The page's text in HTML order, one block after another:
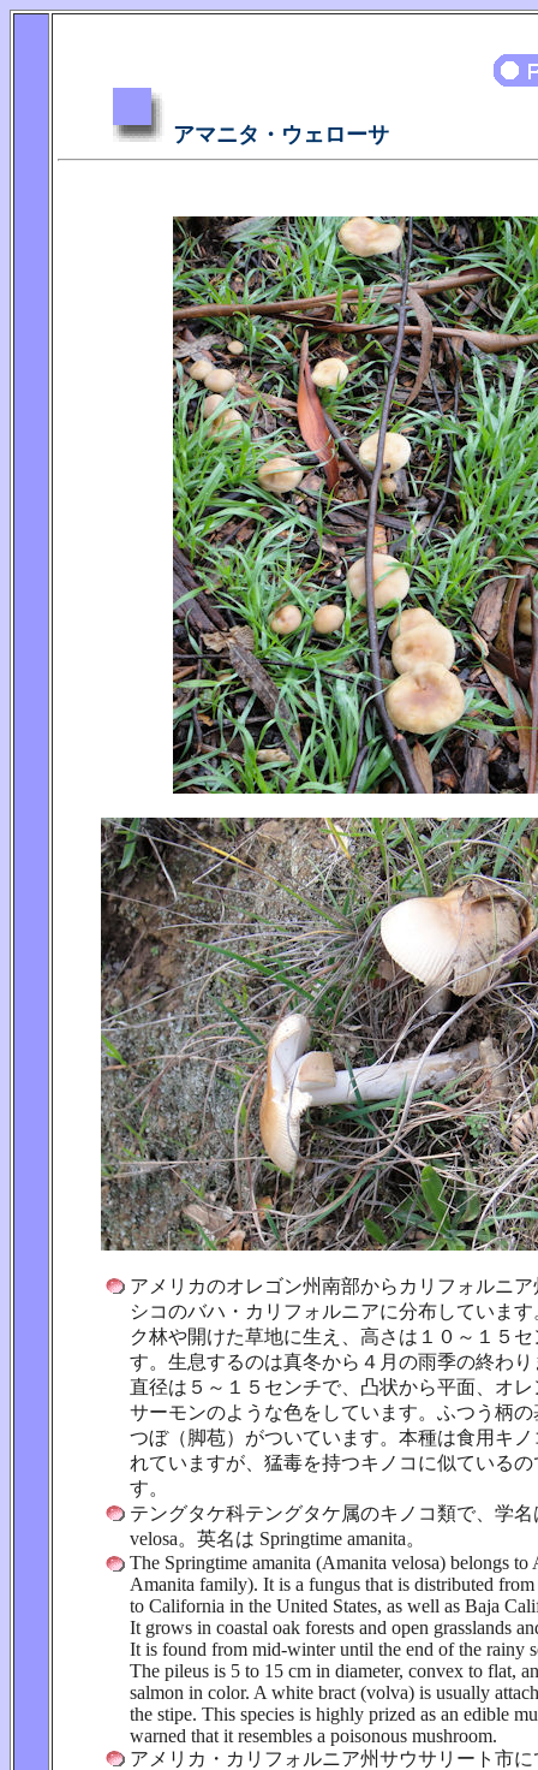
アマニタ・ウェローサ
アメリカのオレゴン州南部からカリフォルニ
シコのバハ・カリフォルニアに分布していま
ク林や開けた草地に生え、高さは１０～１５
す。生息するのは真冬から４月の雨季の終わ
直径は５～１５センチで、凸状から平面、オ
サーモンのような色をしています。ふつう柄
つぼ（脚苞）がついています。本種は食用キ
れていますが、猛毒を持つキノコに似ている
す。
テングタケ科テングタケ属のキノコ類で、学名
velosa。英名は Springtime amanita。
The Springtime amanita (Amanita velosa) belongs to
Amanita family). It is a fungus that is distributed
to California in the United States, as well as Baja
It grows in coastal oak forests and open grasslands
It is found from mid-winter until the end of the rainy
The pileus is 5 to 15 cm in diameter, convex to flat,
salmon in color. A white bract (volva) is usually
the stipe. This species is highly prized as an edible
warned that it resembles a poisonous mushroom.
アメリカ・カリフォルニア州サウサリート市に